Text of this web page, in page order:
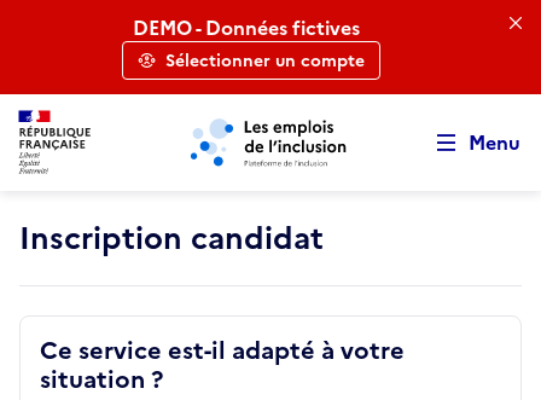
Aller au menu principal Aller au contenu principal
DEMO - Données fictives
Sélectionner un compte
Menu
Inscription candidat
Ce service est-il adapté à votre
situation ?
Retour au début de la page
Panneau de gestion des cookies